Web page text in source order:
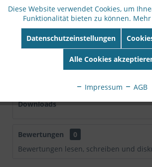
Beschreibung
Die ROLINE Patchpanels für
bewiesene Kat. 5e Leistung dank
Technische Daten
Hersteller ROLINE Herstellernummer
Downloads
Bewertungen
0
Bewertungen lesen, schreiben und
Diese Website verwendet Cookies, um
Funktionalität bieten zu können.
Datenschutzeinstellungen
Alle Cookies
Impressum AGB